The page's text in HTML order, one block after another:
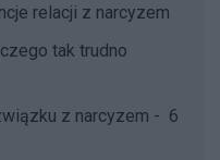
relacji z narcyzem
tak trudno
z narcyzem - 6